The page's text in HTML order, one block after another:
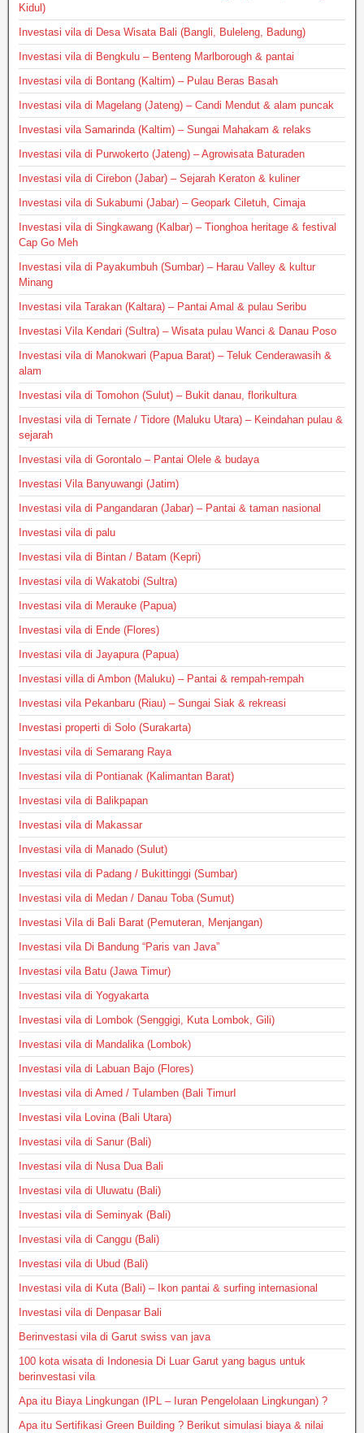
Kidul)
Investasi vila di Desa Wisata Bali (Bangli, Buleleng, Badung)
Investasi vila di Bengkulu – Benteng Marlborough & pantai
Investasi vila di Bontang (Kaltim) – Pulau Beras Basah
Investasi vila di Magelang (Jateng) – Candi Mendut & alam puncak
Investasi vila Samarinda (Kaltim) – Sungai Mahakam & relaks
Investasi vila di Purwokerto (Jateng) – Agrowisata Baturaden
Investasi vila di Cirebon (Jabar) – Sejarah Keraton & kuliner
Investasi vila di Sukabumi (Jabar) – Geopark Ciletuh, Cimaja
Investasi vila di Singkawang (Kalbar) – Tionghoa heritage & festival
Cap Go Meh
Investasi vila di Payakumbuh (Sumbar) – Harau Valley & kultur
Minang
Investasi vila Tarakan (Kaltara) – Pantai Amal & pulau Seribu
Investasi Vila Kendari (Sultra) – Wisata pulau Wanci & Danau Poso
Investasi vila di Manokwari (Papua Barat) – Teluk Cenderawasih &
alam
Investasi vila di Tomohon (Sulut) – Bukit danau, florikultura
Investasi vila di Ternate / Tidore (Maluku Utara) – Keindahan pulau &
sejarah
Investasi vila di Gorontalo – Pantai Olele & budaya
Investasi Vila Banyuwangi (Jatim)
Investasi vila di Pangandaran (Jabar) – Pantai & taman nasional
Investasi vila di palu
Investasi vila di Bintan / Batam (Kepri)
Investasi vila di Wakatobi (Sultra)
Investasi vila di Merauke (Papua)
Investasi vila di Ende (Flores)
Investasi vila di Jayapura (Papua)
Investasi villa di Ambon (Maluku) – Pantai & rempah-rempah
Investasi vila Pekanbaru (Riau) – Sungai Siak & rekreasi
Investasi properti di Solo (Surakarta)
Investasi vila di Semarang Raya
Investasi vila di Pontianak (Kalimantan Barat)
Investasi vila di Balikpapan
Investasi vila di Makassar
Investasi vila di Manado (Sulut)
Investasi vila di Padang / Bukittinggi (Sumbar)
Investasi vila di Medan / Danau Toba (Sumut)
Investasi Vila di Bali Barat (Pemuteran, Menjangan)
Investasi vila Di Bandung “Paris van Java”
Investasi vila Batu (Jawa Timur)
Investasi vila di Yogyakarta
Investasi vila di Lombok (Senggigi, Kuta Lombok, Gili)
Investasi vila di Mandalika (Lombok)
Investasi vila di Labuan Bajo (Flores)
Investasi vila di Amed / Tulamben (Bali TimurI
Investasi vila Lovina (Bali Utara)
Investasi vila di Sanur (Bali)
Investasi vila di Nusa Dua Bali
Investasi vila di Uluwatu (Bali)
Investasi vila di Seminyak (Bali)
Investasi vila di Canggu (Bali)
Investasi vila di Ubud (Bali)
Investasi vila di Kuta (Bali) – Ikon pantai & surfing internasional
Investasi vila di Denpasar Bali
Berinvestasi vila di Garut swiss van java
100 kota wisata di Indonesia Di Luar Garut yang bagus untuk
berinvestasi vila
Apa itu Biaya Lingkungan (IPL – Iuran Pengelolaan Lingkungan) ?
Apa itu Sertifikasi Green Building ? Berikut simulasi biaya & nilai